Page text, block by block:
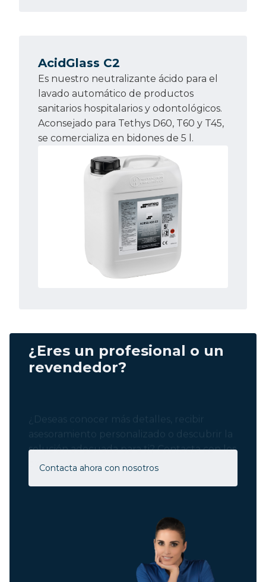
AcidGlass C2
Es nuestro neutralizante ácido para el
lavado automático de productos
sanitarios hospitalarios y odontológicos.
Aconsejado para Tethys D60, T60 y T45,
se comercializa en bidones de 5 l.
¿Eres un profesional o un
revendedor?
¿Deseas conocer más detalles, recibir
asesoramiento personalizado o descubrir la
solución adecuada para ti? Contacta con los
expertos Mocom.
Contacta ahora con nosotros